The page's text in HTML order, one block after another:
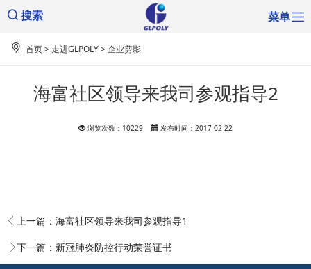
搜索 菜单
首页> 走进GLPOLY>企业剪影
海富社区领导来我司参观指导2
浏览次数：10229 发布时间：2017-02-22
上一篇： 海富社区领导来我司参观指导1
下一篇： 新冠肺炎防控行动荣誉证书